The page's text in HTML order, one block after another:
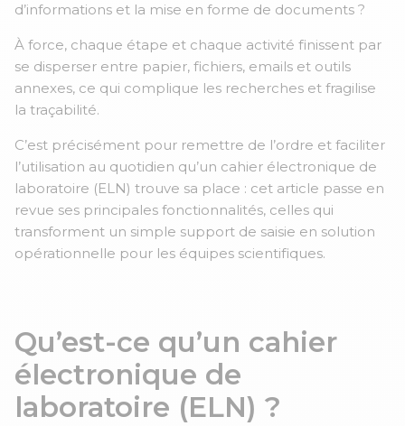
d’informations et la mise en forme de documents ?
À force, chaque étape et chaque activité finissent par
se disperser entre papier, fichiers, emails et outils
annexes, ce qui complique les recherches et fragilise
la traçabilité.
C’est précisément pour remettre de l’ordre et faciliter
l’utilisation au quotidien qu’un cahier électronique de
laboratoire (ELN) trouve sa place : cet article passe en
revue ses principales fonctionnalités, celles qui
transforment un simple support de saisie en solution
opérationnelle pour les équipes scientifiques.
Qu’est-ce qu’un cahier
électronique de
laboratoire (ELN) ?